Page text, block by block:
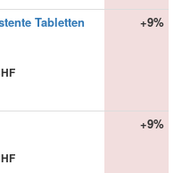
Tabletten
+9%
+9%